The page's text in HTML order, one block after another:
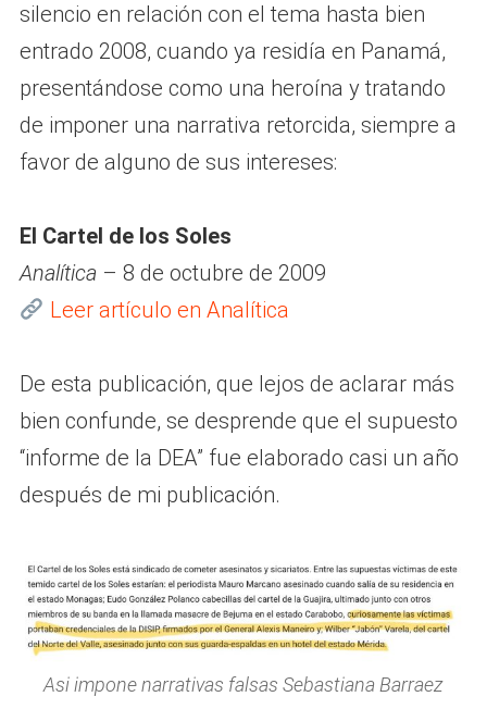
silencio en relación con el tema hasta bien
entrado 2008, cuando ya residía en Panamá,
presentándose como una heroína y tratando
de imponer una narrativa retorcida, siempre a
favor de alguno de sus intereses:
El Cartel de los Soles
Analítica – 8 de octubre de 2009
Leer artículo en Analítica
De esta publicación, que lejos de aclarar más
bien confunde, se desprende que el supuesto
“informe de la DEA” fue elaborado casi un año
después de mi publicación.
Asi impone narrativas falsas Sebastiana Barraez